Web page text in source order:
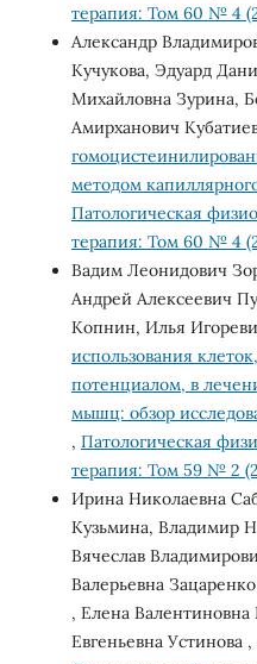
терапия: Том 60 № 4
Александр
Кучукова, Эдуард
Михайловна Зурина,
Амирханович
методом
Патологическая
терапия: Том 60 № 4
Вадим Леонидович
Андрей Алексеевич
Копнин, Илья
использования
потенциалом, в
мышц: обзор
, Патологическая
терапия: Том 59 № 2
Ирина Николаевна
Кузьмина, Владимир
Вячеслав
Валерьевна
, Елена Валентиновна
Евгеньевна Устинова